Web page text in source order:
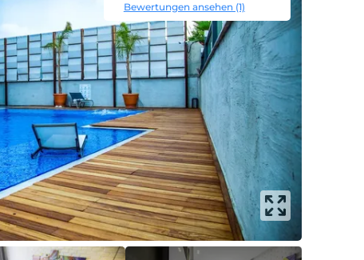
Bewertungen ansehen (1)